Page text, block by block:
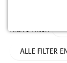
Aktive Filter:
ALLE FILTER
Funktionen